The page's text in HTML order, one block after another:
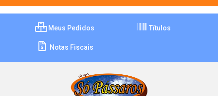
Meus Pedidos Títulos
Notas Fiscais